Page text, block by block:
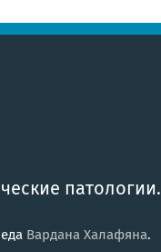
патологии.
Вардана Халафяна.